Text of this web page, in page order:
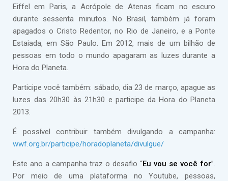
Eiffel em Paris, a Acrópole de Atenas ficam no escuro
durante sessenta minutos. No Brasil, também já foram
apagados o Cristo Redentor, no Rio de Janeiro, e a Ponte
Estaiada, em São Paulo. Em 2012, mais de um bilhão de
pessoas em todo o mundo apagaram as luzes durante a
Hora do Planeta.
Participe você também: sábado, dia 23 de março, apague as
luzes das 20h30 às 21h30 e participe da Hora do Planeta
2013.
É possível contribuir também divulgando a campanha:
wwf.org.br/participe/horadoplaneta/divulgue/
Este ano a campanha traz o desafio “Eu vou se você for”.
Por meio de uma plataforma no Youtube, pessoas,